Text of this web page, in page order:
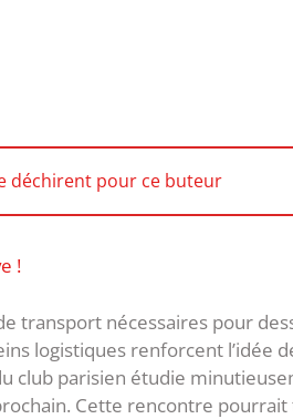
déchirent pour ce buteur
!
transport nécessaires pour
logistiques renforcent l’idée
club parisien étudie
Cette rencontre